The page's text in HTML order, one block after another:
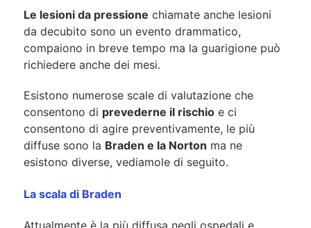
Le lesioni da pressione chiamate anche lesioni
da decubito sono un evento drammatico,
compaiono in breve tempo ma la guarigione può
richiedere anche dei mesi.
Esistono numerose scale di valutazione che
consentono di prevederne il rischio e ci
consentono di agire preventivamente, le più
diffuse sono la Braden e la Norton ma ne
esistono diverse, vediamole di seguito.
La scala di Braden
Attualmente è la più diffusa negli ospedali e